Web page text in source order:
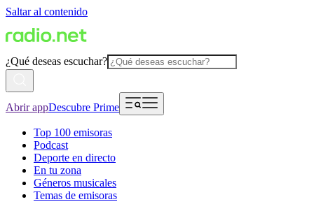
Saltar al contenido
¿Qué deseas escuchar?
Abrir appDescubre Prime
Top 100 emisoras
Podcast
Deporte en directo
En tu zona
Géneros musicales
Temas de emisoras